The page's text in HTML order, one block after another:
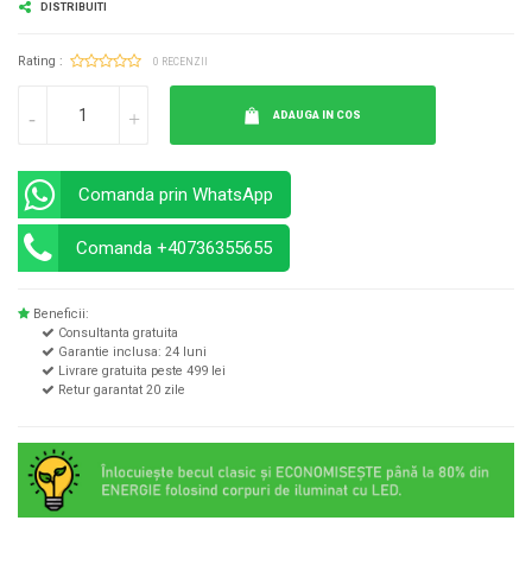
DISTRIBUITI
Rating : 0 RECENZII
ADAUGA IN COS
Comanda prin WhatsApp
Comanda +40736355655
Beneficii:
Consultanta gratuita
Garantie inclusa: 24 luni
Livrare gratuita peste 499 lei
Retur garantat 20 zile